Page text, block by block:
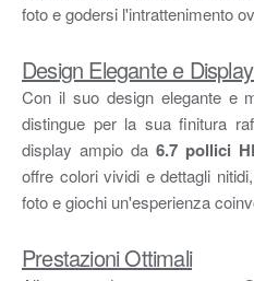
foto e godersi l'intrattenimento
Design Elegante e
Con il suo design elegante e
distingue per la sua finitura
display ampio da 6.7 pollici
offre colori vividi e dettagli
foto e giochi un'esperienza
Prestazioni Ottimali